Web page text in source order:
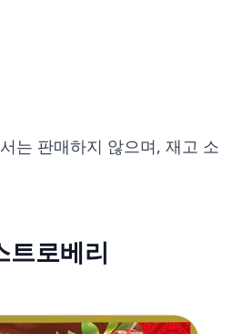
는 판매하지 않으며, 재고 소
트로베리